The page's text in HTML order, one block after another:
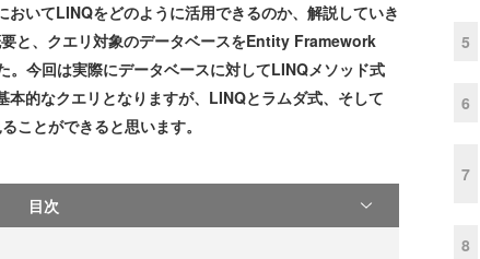
いてLINQをどのように活用できるのか、解説していき
と、クエリ対象のデータベースをEntity Framework
今回は実際にデータベースに対してLINQメソッド式
的なクエリとなりますが、LINQとラムダ式、そして
とができると思います。
目次
5
6
7
8